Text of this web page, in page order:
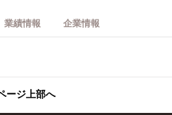
業績情報 企業情報
ージ上部へ